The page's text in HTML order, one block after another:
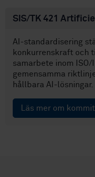
SIS/TK 421
AI-standardisering
konkurrenskraft och
samarbete inom ISO/
gemensamma
hållbara AI-lösningar.
Läs mer om